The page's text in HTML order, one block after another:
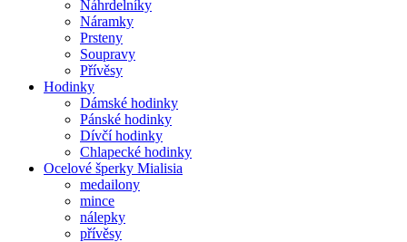
Náhrdelníky
Náramky
Prsteny
Soupravy
Přívěsy
Hodinky
Dámské hodinky
Pánské hodinky
Dívčí hodinky
Chlapecké hodinky
Ocelové šperky Mialisia
medailony
mince
nálepky
přívěsy